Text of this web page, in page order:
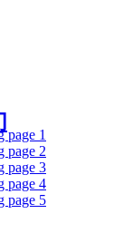
page 1
page 2
page 3
page 4
page 5